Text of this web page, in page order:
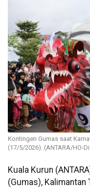
Kontingen Gumas saat
(17/5/2026). (ANTARA/HO-
Kuala Kurun
(Gumas),